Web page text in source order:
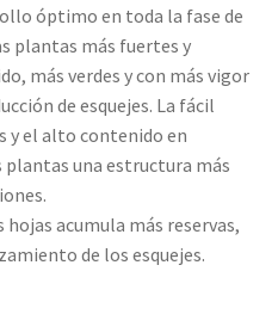
óptimo en toda la fase de
plantas más fuertes y
más verdes y con más vigor
de esquejes. La fácil
y el alto contenido en
una estructura más
acumula más reservas,
de los esquejes.